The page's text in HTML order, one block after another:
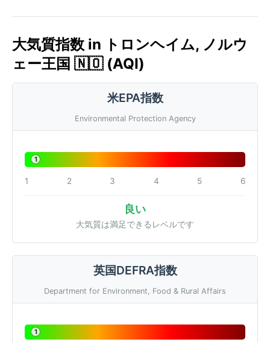
大気質指数 in トロンヘイム, ノルウ
ェー王国 🇳🇴 (AQI)
米EPA指数
Environmental Protection Agency
1
1 2 3 4 5 6
良い
大気質は満足できるレベルです
英国DEFRA指数
Department for Environment, Food & Rural Affairs
1